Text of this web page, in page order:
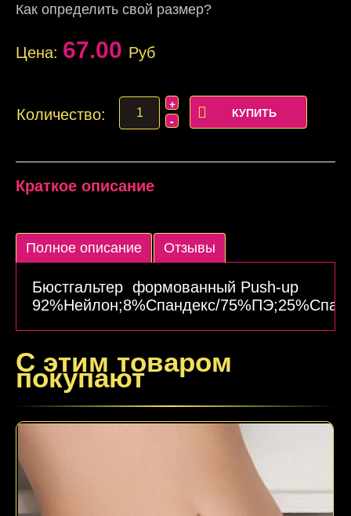
Как определить свой размер?
Цена: 67.00 Руб
Количество:
Краткое описание
Полное описание Отзывы
Бюстгальтер формованный Push-up
92%Нейлон;8%Спандекс/
С этим товаром
покупают